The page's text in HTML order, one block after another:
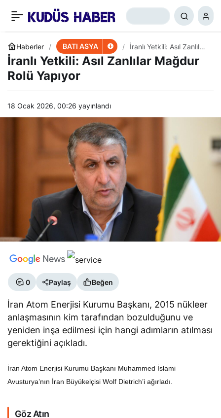
Haberler BATI ASYA
İranlı Yetkili: Asıl Zanlılar
Mağdur Rolü Yapıyor
İranlı Yetkili: Asıl Zanlılar Mağdur
Rolü Yapıyor
18 Ocak 2026, 00:26 yayınlandı
0 Paylaş Beğen
İran Atom Enerjisi Kurumu Başkanı, 2015 nükleer
anlaşmasının kim tarafından bozulduğunu ve
yeniden inşa edilmesi için hangi adımların atılması
gerektiğini açıkladı.
İran Atom Enerjisi Kurumu Başkanı Muhammed İslami
Avusturya’nın İran Büyükelçisi Wolf Dietrich’i ağırladı.
Göz Atın
Tayune Saldırısı Davası + 0 Paylaş